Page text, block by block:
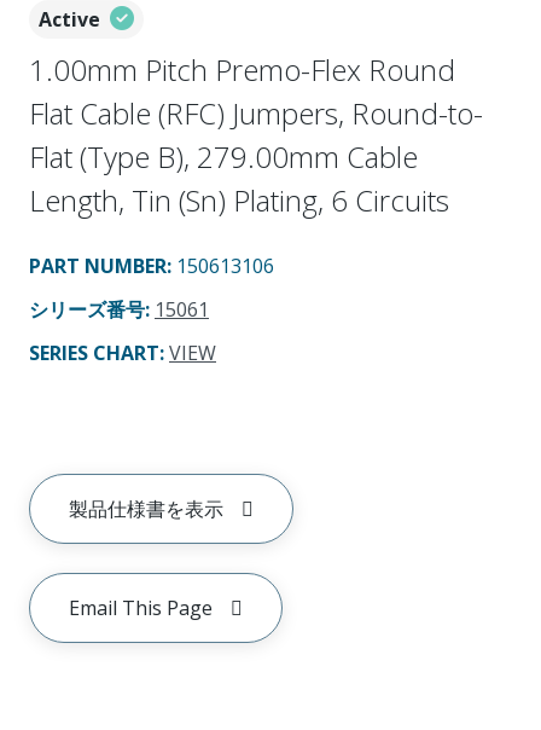
Active
1.00mm Pitch Premo-Flex Round
Flat Cable (RFC) Jumpers, Round-to-
Flat (Type B), 279.00mm Cable
Length, Tin (Sn) Plating, 6 Circuits
PART NUMBER: 150613106
シリーズ番号: 15061
SERIES CHART:VIEW
製品仕様書を表示
Email This Page